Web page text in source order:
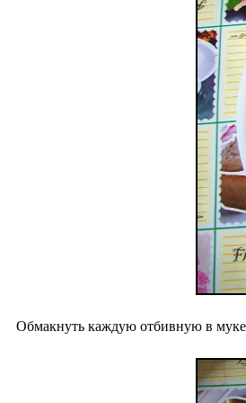
Обмакнуть каждую отбивную в